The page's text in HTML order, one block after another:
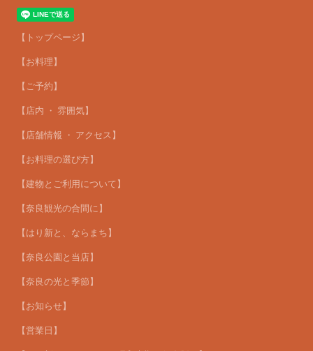
【トップページ】
【お料理】
【ご予約】
【店内 ・ 雰囲気】
【店舗情報 ・ アクセス】
【お料理の選び方】
【建物とご利用について】
【奈良観光の合間に】
【はり新と、ならまち】
【奈良公園と当店】
【奈良の光と季節】
【お知らせ】
【営業日】